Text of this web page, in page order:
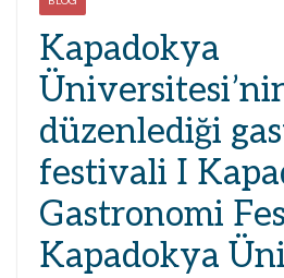
Kapadokya
düzenlediği
festivali I
Gastronomi
Kapadokya